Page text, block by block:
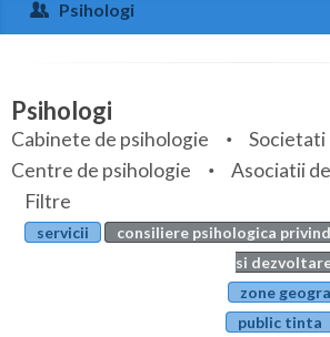
Arges
Bihor
Bistrita-Nasaud
Botosani
Psihologi
Specialitati
Servicii
Articole
Evenimente
Psihologi
Cabinete de psihologie
Societati
Centre de psihologie
Asociatii
Filtre
servicii
consiliere psihologica
si
zone
public tinta